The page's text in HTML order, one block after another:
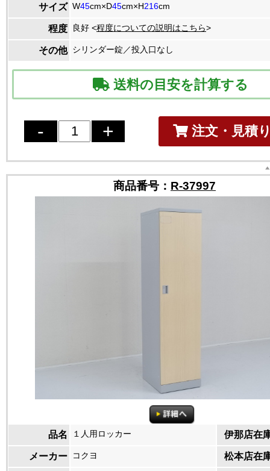
サイズ W45cm×D45cm×H216cm
程度 良好 <程度についての説明はこちら>
その他 シリンダー錠／投入口なし
送料の目安を計算する
注文・見積
商品番号： R-37997
品名 １人用ロッカー 伊那店在
メーカー コクヨ 松本店在